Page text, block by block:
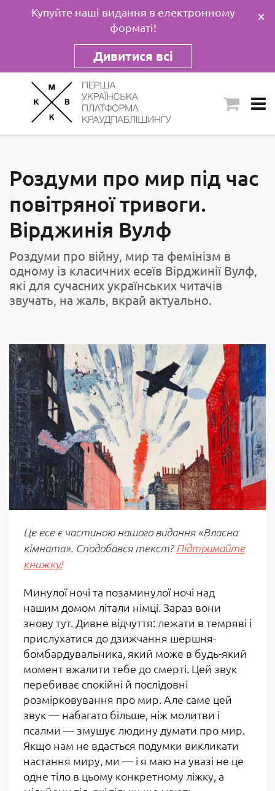
Купуйте наші видання в електронному
форматі!
Дивитися всі
×
Роздуми про мир під час
повітряної тривоги.
Вірджинія Вулф
Роздуми про війну, мир та фемінізм в
одному із класичних есеїв Вірджинії Вулф,
які для сучасних українських читачів
звучать, на жаль, вкрай актуально.
Це есе є частиною нашого видання «Власна
кімната». Сподобався текст?Підтримайте
книжку!
Минулої ночі та позаминулої ночі над
нашим домом літали німці. Зараз вони
знову тут. Дивне відчуття: лежати в темряві і
прислухатися до дзижчання шершня-
бомбардувальника, який може в будь-який
момент вжалити тебе до смерті. Цей звук
перебиває спокійні й послідовні
розмірковування про мир. Але саме цей
звук — набагато більше, ніж молитви і
псалми — змушує людину думати про мир.
Якщо нам не вдасться подумки викликати
настання миру, ми — і я маю на увазі не це
одне тіло в цьому конкретному ліжку, а